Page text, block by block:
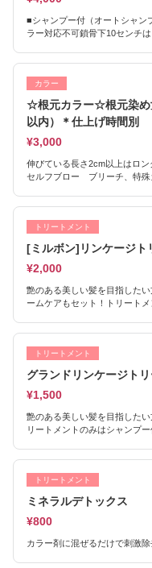
■シャンプー付（オートシャン
ラー対応不可鎖骨下10センチ
カラー
☆根元カラー☆根元染め
以内）＊仕上げ時間別
¥3,000
伸びている長さ2cm以上はロ
セルフブロー ブリーチ、特殊
トリートメント
[ミルボン]リンケージト
¥2,000
艶のある美しい髪を目指した
ームケアもセット！トリート
トリートメント
グランドリンケージト
¥1,500
艶のある美しい髪を目指した
リートメントのみはシャンプ
トリートメント
ミネラルデトックス
¥800
カラー剤に混ぜるだけで刺激